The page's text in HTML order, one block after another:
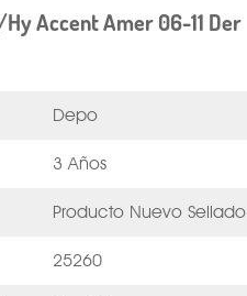
Accent Amer 06-11 Der
Depo
3 Años
Producto Nuevo Sellado
25260